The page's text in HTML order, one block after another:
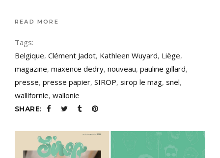
READ MORE
Tags:
Belgique, Clément Jadot, Kathleen Wuyard, Liège,
magazine, maxence dedry, nouveau, pauline gillard,
presse, presse papier, SIROP, sirop le mag, snel,
wallifornie, wallonie
SHARE: